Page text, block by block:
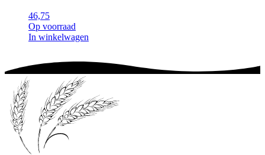
46,75
Op voorraad
In winkelwagen